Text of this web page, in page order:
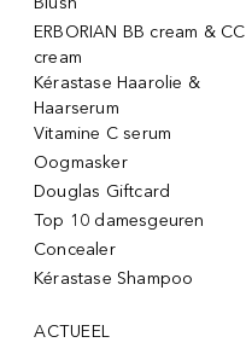
ERBORIAN BB cream & CC
cream
Kérastase Haarolie &
Haarserum
Vitamine C serum
Oogmasker
Douglas Giftcard
Top 10 damesgeuren
Concealer
Kérastase Shampoo
ACTUEEL